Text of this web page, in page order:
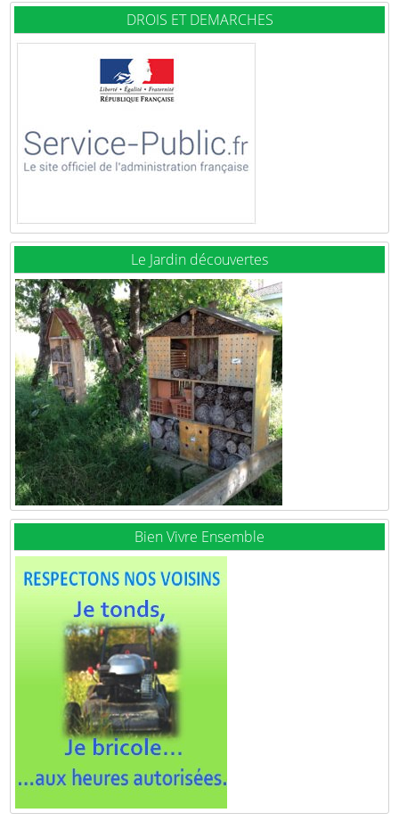
DROIS ET DEMARCHES
Le Jardin découvertes
Bien Vivre Ensemble